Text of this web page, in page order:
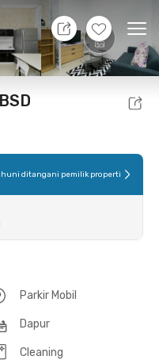
+3
Kamar
ditangani pemilik properti
Parkir Mobil
Dapur
Cleaning